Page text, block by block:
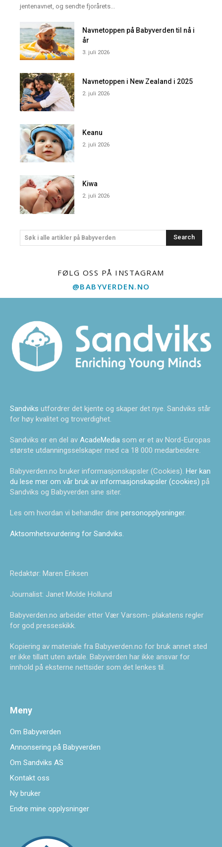
jentenavnet, og sendte fjorårets...
Navnetoppen på Babyverden til nå i
år
3. juli 2026
Navnetoppen i New Zealand i 2025
2. juli 2026
Keanu
2. juli 2026
Kiwa
2. juli 2026
Søk i alle artikler på Babyverden Search
FØLG OSS PÅ INSTAGRAM
@BABYVERDEN.NO
Sandviks utfordrer det kjente og skaper det nye. Sandviks står
for høy kvalitet og troverdighet.
Sandviks er en del av AcadeMedia som er et av Nord-Europas
største utdanningsselskaper med ca 18 000 medarbeidere.
Babyverden.no bruker informasjonskapsler (Cookies). Her kan
du lese mer om vår bruk av informasjonskapsler (cookies) på
Sandviks og Babyverden sine siter.
Les om hvordan vi behandler dine personopplysninger.
Aktsomhetsvurdering for Sandviks.
Redaktør: Maren Eriksen
Journalist: Janet Molde Hollund
Babyverden.no arbeider etter Vær Varsom- plakatens regler
for god presseskikk.
Kopiering av materiale fra Babyverden.no for bruk annet sted
er ikke tillatt uten avtale. Babyverden har ikke ansvar for
innhold på eksterne nettsider som det lenkes til.
Meny
Om Babyverden
Annonsering på Babyverden
Om Sandviks AS
Kontakt oss
Ny bruker
Endre mine opplysninger